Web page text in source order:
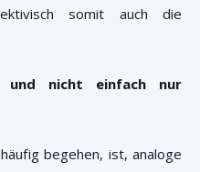
somit auch die
und nicht einfach nur
begehen, ist, analoge